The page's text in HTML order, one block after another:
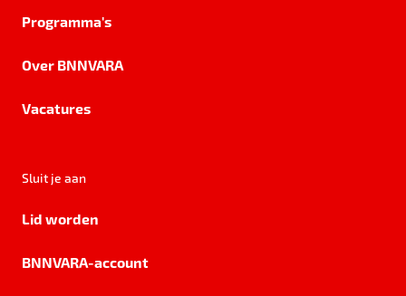
Programma's
Over BNNVARA
Vacatures
Sluit je aan
Lid worden
BNNVARA-account